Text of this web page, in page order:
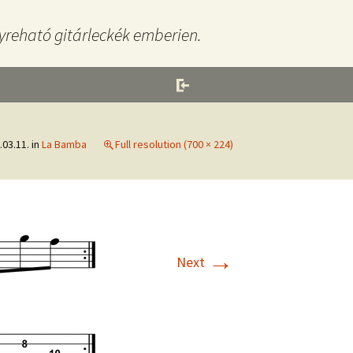
gitárleckék emberien.
in La Bamba Full resolution (700 × 224)
Next →